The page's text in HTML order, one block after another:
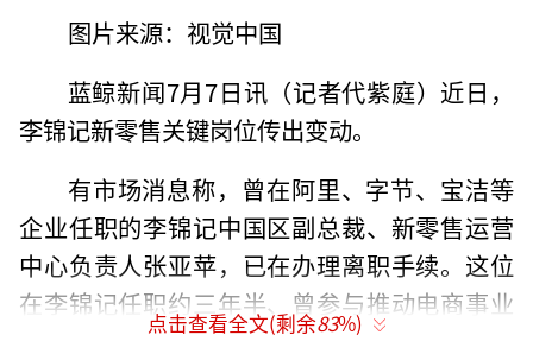
图片来源：视觉中国
蓝鲸新闻7月7日讯（记者代紫庭）近日，
李锦记新零售关键岗位传出变动。
有市场消息称，曾在阿里、字节、宝洁等
企业任职的李锦记中国区副总裁、新零售运营
中心负责人张亚苹，已在办理离职手续。这位
在李锦记任职约三年半、曾参与推动电商事业
部、新零售渠道和经销商数字化转型的快消老
点击查看全文(剩余83%)